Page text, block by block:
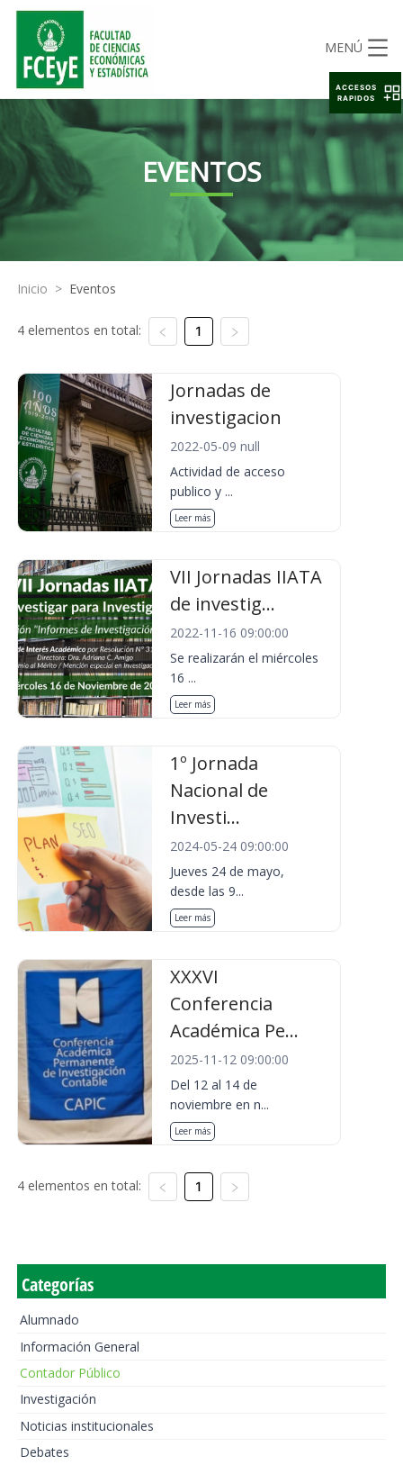
MENÚ
EVENTOS
Inicio > Eventos
4 elementos en total: 1
Jornadas de
investigacion
2022-05-09 null
Actividad de acceso
publico y ...
Leer más
VII Jornadas IIATA
de investig...
2022-11-16 09:00:00
Se realizarán el miércoles
16 ...
Leer más
1º Jornada
Nacional de
Investi...
2024-05-24 09:00:00
Jueves 24 de mayo,
desde las 9...
Leer más
XXXVI
Conferencia
Académica Pe...
2025-11-12 09:00:00
Del 12 al 14 de
noviembre en n...
Leer más
4 elementos en total: 1
Categorías
Alumnado
Información General
Contador Público
Investigación
Noticias institucionales
Debates
ACCESOS
RAPIDOS